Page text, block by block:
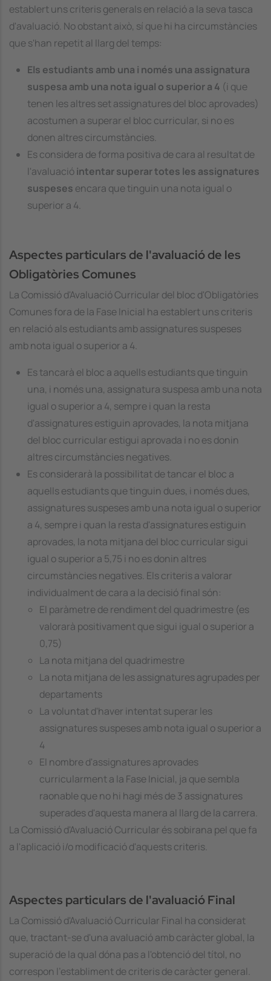
establert uns criteris generals en relació a la seva tasca
d'avaluació. No obstant això, sí que hi ha circumstàncies
que s'han repetit al llarg del temps:
Els estudiants amb una i només una assignatura
suspesa amb una nota igual o superior a 4 (i que
tenen les altres set assignatures del bloc aprovades)
acostumen a superar el bloc curricular, si no es
donen altres circumstàncies.
Es considera de forma positiva de cara al resultat de
l'avaluacióintentar superar totes les assignatures
suspeses encara que tinguin una nota igual o
superior a 4.
Aspectes particulars de l'avaluació de les
Obligatòries Comunes
La Comissió d'Avaluació Curricular del bloc d'Obligatòries
Comunes fora de la Fase Inicial ha establert uns criteris
en relació als estudiants amb assignatures suspeses
amb nota igual o superior a 4.
Es tancarà el bloc a aquells estudiants que tinguin
una, i només una, assignatura suspesa amb una nota
igual o superior a 4, sempre i quan la resta
d'assignatures estiguin aprovades, la nota mitjana
del bloc curricular estigui aprovada i no es donin
altres circumstàncies negatives.
Es considerarà la possibilitat de tancar el bloc a
aquells estudiants que tinguin dues, i només dues,
assignatures suspeses amb una nota igual o superior
a 4, sempre i quan la resta d'assignatures estiguin
aprovades, la nota mitjana del bloc curricular sigui
igual o superior a 5,75 i no es donin altres
circumstàncies negatives. Els criteris a valorar
individualment de cara a la decisió final són:
El paràmetre de rendiment del quadrimestre (es
valorarà positivament que sigui igual o superior a
0,75)
La nota mitjana del quadrimestre
La nota mitjana de les assignatures agrupades per
departaments
La voluntat d'haver intentat superar les
assignatures suspeses amb nota igual o superior a
4
El nombre d'assignatures aprovades
curricularment a la Fase Inicial, ja que sembla
raonable que no hi hagi més de 3 assignatures
superades d'aquesta manera al llarg de la carrera.
La Comissió d'Avaluació Curricular és sobirana pel que fa
a l'aplicació i/o modificació d'aquests criteris.
Aspectes particulars de l'avaluació Final
La Comissió d'Avaluació Curricular Final ha considerat
que, tractant-se d'una avaluació amb caràcter global, la
superació de la qual dóna pas a l'obtenció del títol, no
correspon l'establiment de criteris de caràcter general.